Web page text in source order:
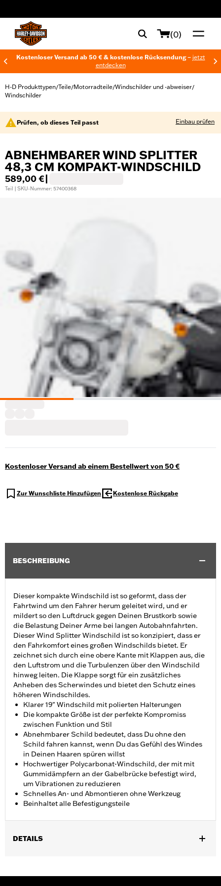
(0)
Kostenloser Versand ab 50 € & kostenlose Rücksendung – jetzt
entdecken
H-D Produkttypen/Teile/Motorradteile/Windschilder und -abweiser/
Windschilder
Prüfen, ob dieses Teil passt Einbau prüfen
ABNEHMBARER WIND SPLITTER
48,3 CM KOMPAKT-WINDSCHILD
589,00 €
Teil | SKU-Nummer: 57400368
Kostenloser Versand ab einem Bestellwert von 50 €
Zur Wunschliste Hinzufügen Kostenlose Rückgabe
BESCHREIBUNG
Dieser kompakte Windschild ist so geformt, dass der
Fahrtwind um den Fahrer herum geleitet wird, und er
mildert so den Luftdruck gegen Deinen Brustkorb sowie
die Belastung Deiner Arme bei langen Autobahnfahrten.
Dieser Wind Splitter Windschild ist so konzipiert, dass er
den Fahrkomfort eines großen Windschilds bietet. Er
zeichnet sich durch eine obere Kante mit Klappen aus, die
den Luftstrom und die Turbulenzen über den Windschild
hinweg leiten. Die Klappe sorgt für ein zusätzliches
Anheben des Scherwindes und bietet den Schutz eines
höheren Windschildes.
Klarer 19" Windschild mit polierten Halterungen
Die kompakte Größe ist der perfekte Kompromiss
zwischen Funktion und Stil
Abnehmbarer Schild bedeutet, dass Du ohne den
Schild fahren kannst, wenn Du das Gefühl des Windes
in Deinen Haaren spüren willst
Hochwertiger Polycarbonat-Windschild, der mit mit
Gummidämpfern an der Gabelbrücke befestigt wird,
um Vibrationen zu reduzieren
Schnelles An- und Abmontieren ohne Werkzeug
Beinhaltet alle Befestigungsteile
DETAILS